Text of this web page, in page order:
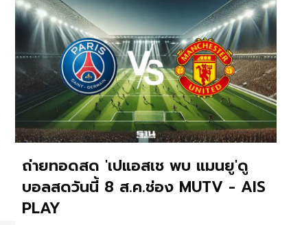
ถ่ายทอดสด 'เปแอสเช พบ แมนยู'ดู
บอลสดวันนี้ 8 ส.ค.ช่อง MUTV - AIS
PLAY